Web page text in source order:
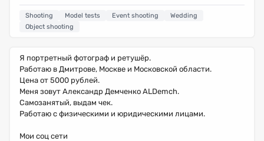
Shooting Model tests Event shooting
Wedding
Object shooting
Я портретный фотограф и ретушёр.
Работаю в Дмитрове, Москве и Московской области.
Цeнa от 5000 рублей.
Меня зовут Александр Демченко ALDemch.
Самозанятый, выдам чек.
Работаю с физическими и юридическими лицами.
Мои соц сети